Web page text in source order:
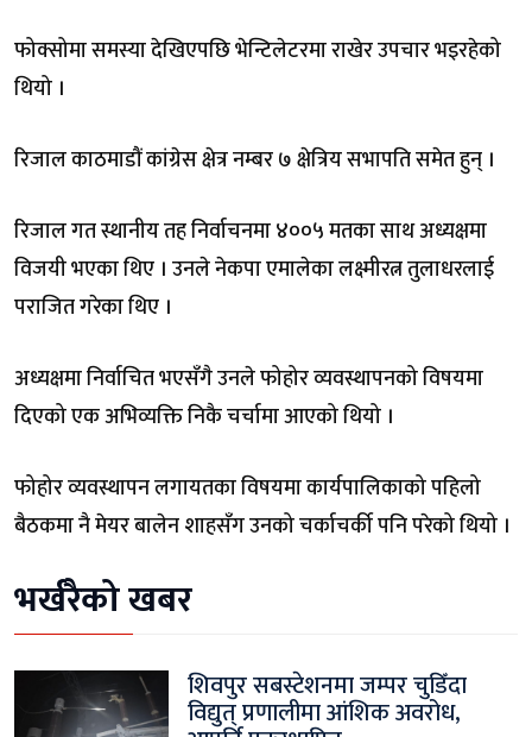
फोक्सोमा समस्या देखिएपछि भेन्टिलेटरमा राखेर उपचार भइरहेको
थियो ।
रिजाल काठमाडौं कांग्रेस क्षेत्र नम्बर ७ क्षेत्रिय सभापति समेत हुन् ।
रिजाल गत स्थानीय तह निर्वाचनमा ४००५ मतका साथ अध्यक्षमा
विजयी भएका थिए । उनले नेकपा एमालेका लक्ष्मीरत्न तुलाधरलाई
पराजित गरेका थिए ।
अध्यक्षमा निर्वाचित भएसँगै उनले फोहोर व्यवस्थापनको विषयमा
दिएको एक अभिव्यक्ति निकै चर्चामा आएको थियो ।
फोहोर व्यवस्थापन लगायतका विषयमा कार्यपालिकाको पहिलो
बैठकमा नै मेयर बालेन शाहसँग उनको चर्काचर्की पनि परेको थियो ।
भर्खरैको खबर
शिवपुर सबस्टेशनमा जम्पर चुडिँदा
विद्युत् प्रणालीमा आंशिक अवरोध,